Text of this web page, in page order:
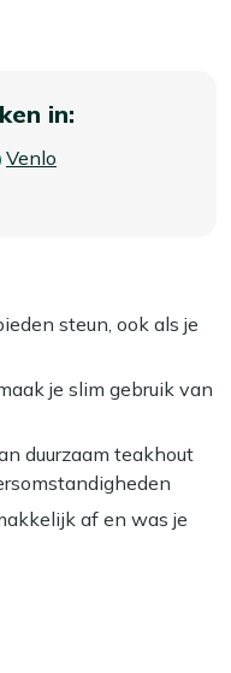
in:
Venlo
steun, ook als je
je slim gebruik van
duurzaam teakhout
af en was je